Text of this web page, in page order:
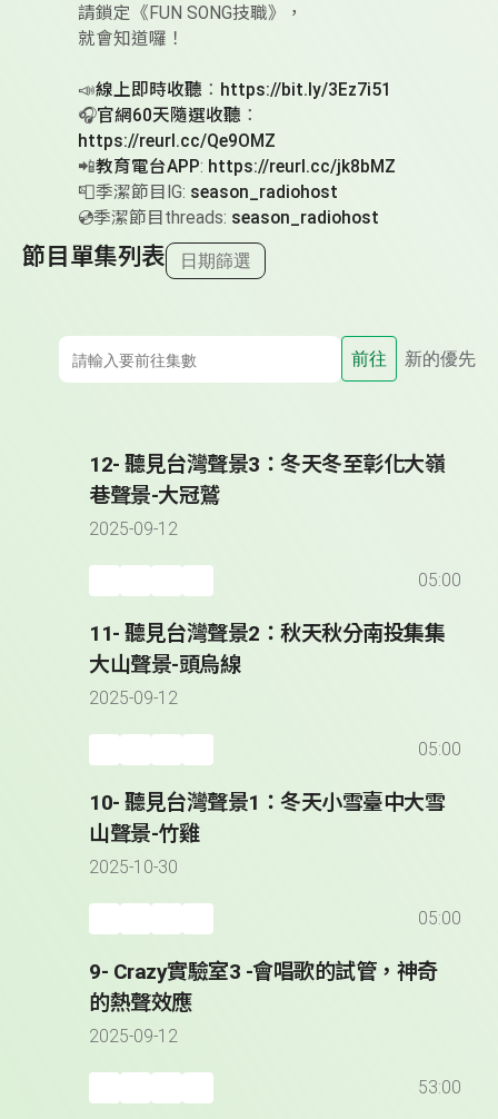
請鎖定《FUN SONG技職》，
就會知道囉！
📣線上即時收聽 ： https://bit.ly/3Ez7i51
🎧官網60天隨選收聽 ：
https://reurl.cc/Qe9OMZ
📲教育電台APP: https://reurl.cc/jk8bMZ
📮季潔節目IG: season_radiohost
💿季潔節目threads: season_radiohost
節目單集列表 日期篩選
前往 新的優先
12- 聽見台灣聲景3：冬天冬至彰化大嶺
巷聲景-大冠鷲
2025-09-12
05:00
11- 聽見台灣聲景2：秋天秋分南投集集
大山聲景-頭烏線
2025-09-12
05:00
10- 聽見台灣聲景1：冬天小雪臺中大雪
山聲景-竹雞
2025-10-30
05:00
9- Crazy實驗室3 -會唱歌的試管，神奇
的熱聲效應
2025-09-12
53:00